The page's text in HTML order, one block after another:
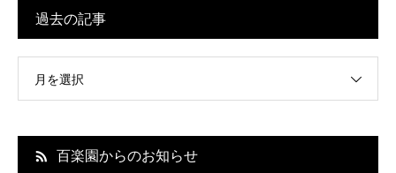
過去の記事
月を選択
百楽園からのお知らせ